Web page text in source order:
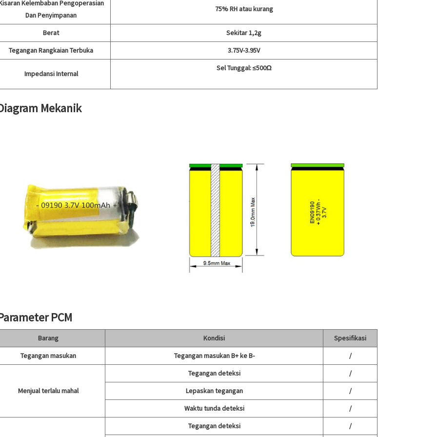
Kelembaban Pengoperasian
Dan Penyimpanan
75% RH atau kurang
Berat
Sekitar 1,2g
Tegangan Rangkaian Terbuka
3.75V-3.95V
Impedansi Internal
Sel Tunggal: ≤500Ω
Mekanik
PCM
Barang Kondisi
Spesifikasi
Tegangan masukan
Tegangan masukan B+ ke B- /
Menjual terlalu mahal
Tegangan deteksi
/
Lepaskan tegangan
/
Waktu tunda deteksi
/
Tegangan deteksi
/